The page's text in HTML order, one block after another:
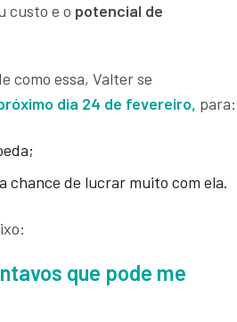
custo e o potencial de
como essa, Valter se
dia 24 de fevereiro, para:
chance de lucrar muito com ela.
que pode me